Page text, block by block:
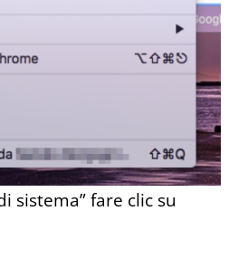
sistema” fare clic su